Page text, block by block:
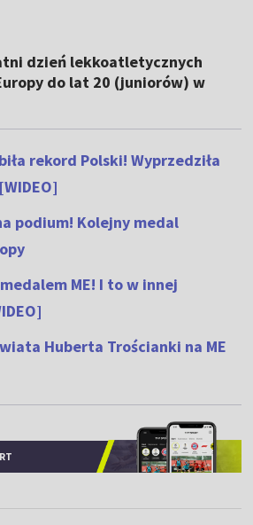
dzień lekkoatletycznych
do lat 20 (juniorów) w
rekord Polski! Wyprzedziła
podium! Kolejny medal
ME! I to w innej
Huberta Trościanki na ME